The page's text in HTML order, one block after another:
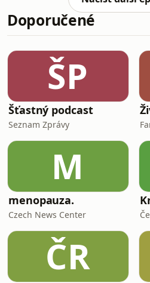
v narovnávání vztahů
vyhnanými Němci. I 81
však část české
nechuť ke smíření
desetiletích. Všechny
Hlasy pamět
Doporučené
ŠP
Šťastný podcast
Seznam Zprávy
M
menopauza.
Czech News Center
ČR